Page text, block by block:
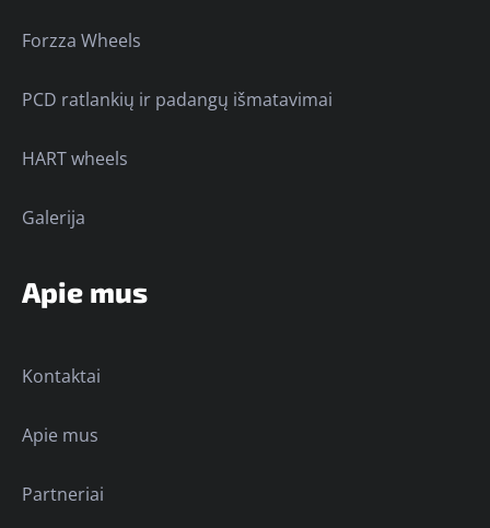
Forzza Wheels
PCD ratlankių ir padangų išmatavimai
HART wheels
Galerija
Apie mus
Kontaktai
Apie mus
Partneriai